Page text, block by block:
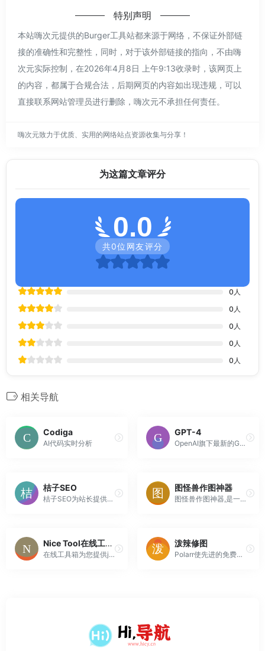
特别声明
本站嗨次元提供的Burger工具站都来源于网络，不保证外部链
接的准确性和完整性，同时，对于该外部链接的指向，不由嗨
次元实际控制，在2026年4月8日 上午9:13收录时，该网页上
的内容，都属于合规合法，后期网页的内容如出现违规，可以
直接联系网站管理员进行删除，嗨次元不承担任何责任。
嗨次元致力于优质、实用的网络站点资源收集与分享！
为这篇文章评分
0.0
共0位网友评分
0 人
0 人
0 人
0 人
0 人
相关导航
Codiga
AI代码实时分析
GPT-4
OpenAI旗下最新的GPT-4模型
桔子SEO
桔子SEO为站长提供外链查询，批量查反链、老域名挖掘、网站建站历史快照记录、网站标题和内容关键字主题密度检测等的SEO站长工具网
图怪兽作图神器
图怪兽作图神器,是一个在线ps图片编辑器,它相当于ps精简版软件,可提供微信编辑器功能,在线ps照片处理,拼图,图片制作,在线设计,平面设计,海报设计,在线图片处理等功能。图怪兽作图不求人处理简单易用,这款在线图片编辑软件让设计海报模板图片更轻松,帮助企业视觉营销投入成本更低。
Nice Tool在线工具箱-开发专用的在线工具都在Nice在线工具箱！
在线工具箱为您提供json格式化,json代码压缩,json校验解析,json数组解析,json转xml,xml转json,json解析,json在线解析,json在线解析及格式化,unix时间戳转换,CSS美化压缩,json美化,json格式化输出,json数组,json实体类,json视图等
泼辣修图
Polarr使先进的免费在线照片编辑器，也可用于iOS，Android，Mac和Windows的专业照片编辑工具。泼辣修图为专业摄影师和摄影发烧友打造轻量,高效,顶级的修图软件,媲美PhotoShop和Lightroom,操作简便,目前在全球拥有专业用户一千万.